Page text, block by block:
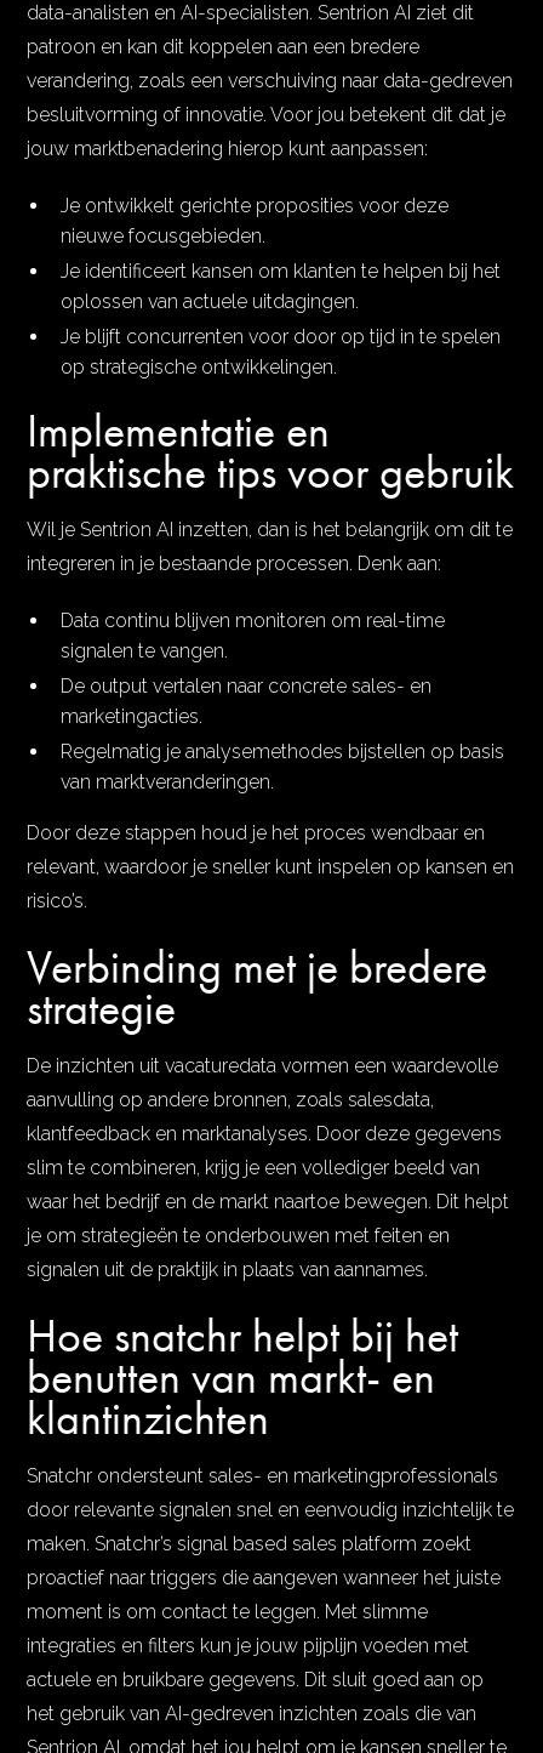
data-analisten en AI-specialisten. Sentrion AI ziet dit
patroon en kan dit koppelen aan een bredere
verandering, zoals een verschuiving naar data-gedreven
besluitvorming of innovatie. Voor jou betekent dit dat je
jouw marktbenadering hierop kunt aanpassen:
Je ontwikkelt gerichte proposities voor deze
nieuwe focusgebieden.
Je identificeert kansen om klanten te helpen bij het
oplossen van actuele uitdagingen.
Je blijft concurrenten voor door op tijd in te spelen
op strategische ontwikkelingen.
Implementatie en
praktische tips voor gebruik
Wil je Sentrion AI inzetten, dan is het belangrijk om dit te
integreren in je bestaande processen. Denk aan:
Data continu blijven monitoren om real-time
signalen te vangen.
De output vertalen naar concrete sales- en
marketingacties.
Regelmatig je analysemethodes bijstellen op basis
van marktveranderingen.
Door deze stappen houd je het proces wendbaar en
relevant, waardoor je sneller kunt inspelen op kansen en
risico’s.
Verbinding met je bredere
strategie
De inzichten uit vacaturedata vormen een waardevolle
aanvulling op andere bronnen, zoals salesdata,
klantfeedback en marktanalyses. Door deze gegevens
slim te combineren, krijg je een vollediger beeld van
waar het bedrijf en de markt naartoe bewegen. Dit helpt
je om strategieën te onderbouwen met feiten en
signalen uit de praktijk in plaats van aannames.
Hoe snatchr helpt bij het
benutten van markt- en
klantinzichten
Snatchr ondersteunt sales- en marketingprofessionals
door relevante signalen snel en eenvoudig inzichtelijk te
maken. Snatchr’s signal based sales platform zoekt
proactief naar triggers die aangeven wanneer het juiste
moment is om contact te leggen. Met slimme
integraties en filters kun je jouw pijplijn voeden met
actuele en bruikbare gegevens. Dit sluit goed aan op
het gebruik van AI-gedreven inzichten zoals die van
Sentrion AI, omdat het jou helpt om je kansen sneller te